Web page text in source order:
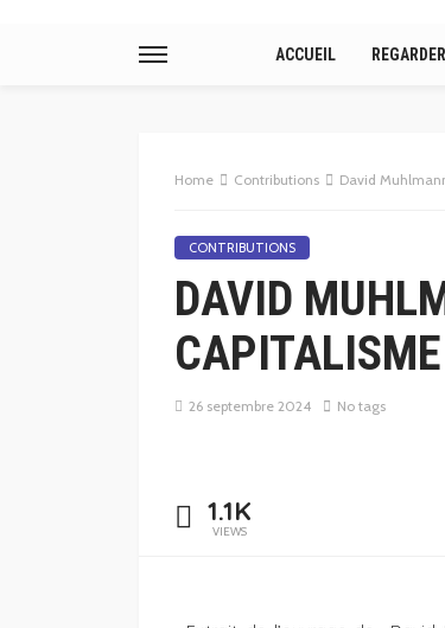
ACCUEIL
Home Contributions David
CONTRIBUTIONS
DAVID
26 septembre 2024 No tags
1.1K
VIEWS